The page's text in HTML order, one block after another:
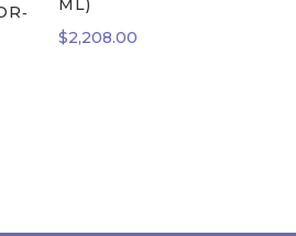
ML)
$2,208.00